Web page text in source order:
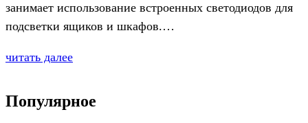
занимает использование встроенных светодиодов для
подсветки ящиков и шкафов.…
читать далее
Популярное